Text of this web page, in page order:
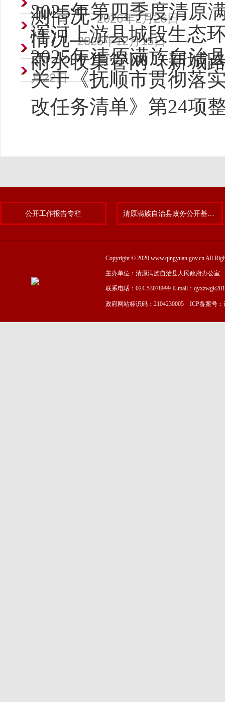
测情况 2026年2月26日
2025年第四季度清原
情况 2025年12月15日
浑河上游县城段生态
雨水收集管网（新城
2025年清原满族自治
月22日
关于《抚顺市贯彻落
改任务清单》第24项
公开工作报告专栏
Copyright © 2020 www.qingyuan.gov.cn All
主办单位：清原满族自治县人民政府办公室
联系电话：024-53078999 E-mail：
政府网站标识码：2104230005 ICP备案号：